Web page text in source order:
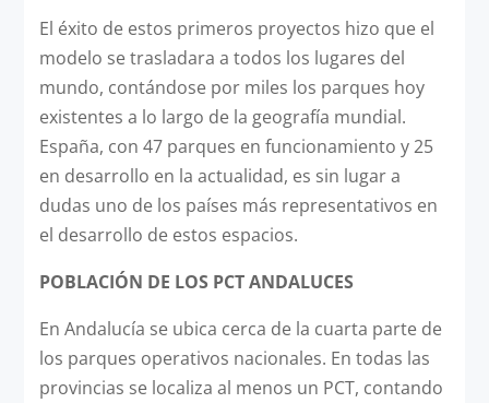
El éxito de estos primeros proyectos hizo que el
modelo se trasladara a todos los lugares del
mundo, contándose por miles los parques hoy
existentes a lo largo de la geografía mundial.
España, con 47 parques en funcionamiento y 25
en desarrollo en la actualidad, es sin lugar a
dudas uno de los países más representativos en
el desarrollo de estos espacios.
POBLACIÓN DE LOS PCT ANDALUCES
En Andalucía se ubica cerca de la cuarta parte de
los parques operativos nacionales. En todas las
provincias se localiza al menos un PCT, contando